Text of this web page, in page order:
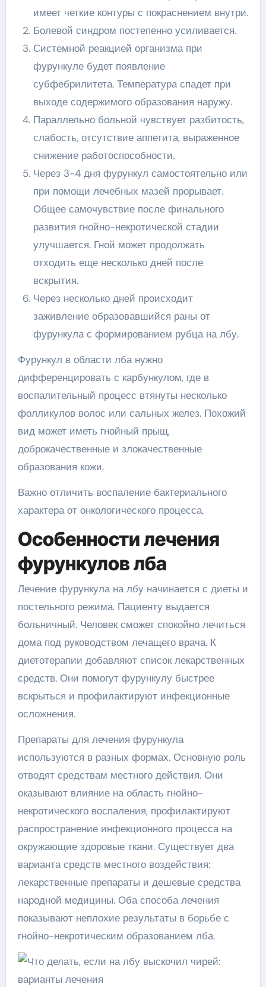
имеет четкие контуры с покраснением внутри.
Болевой синдром постепенно усиливается.
Системной реакцией организма при
фурункуле будет появление
субфебрилитета. Температура спадет при
выходе содержимого образования наружу.
Параллельно больной чувствует разбитость,
слабость, отсутствие аппетита, выраженное
снижение работоспособности.
Через 3-4 дня фурункул самостоятельно или
при помощи лечебных мазей прорывает.
Общее самочувствие после финального
развития гнойно-некротической стадии
улучшается. Гной может продолжать
отходить еще несколько дней после
вскрытия.
Через несколько дней происходит
заживление образовавшийся раны от
фурункула с формированием рубца на лбу.
Фурункул в области лба нужно
дифференцировать с карбункулом, где в
воспалительный процесс втянуты несколько
фолликулов волос или сальных желез. Похожий
вид может иметь гнойный прыщ,
доброкачественные и злокачественные
образования кожи.
Важно отличить воспаление бактериального
характера от онкологического процесса.
Особенности лечения
фурункулов лба
Лечение фурункула на лбу начинается с диеты и
постельного режима. Пациенту выдается
больничный. Человек сможет спокойно лечиться
дома под руководством лечащего врача. К
диетотерапии добавляют список лекарственных
средств. Они помогут фурункулу быстрее
вскрыться и профилактируют инфекционные
осложнения.
Препараты для лечения фурункула
используются в разных формах. Основную роль
отводят средствам местного действия. Они
оказывают влияние на область гнойно-
некротического воспаления, профилактируют
распространение инфекционного процесса на
окружающие здоровые ткани. Существует два
варианта средств местного воздействия:
лекарственные препараты и дешевые средства
народной медицины. Оба способа лечения
показывают неплохие результаты в борьбе с
гнойно-некротическим образованием лба.